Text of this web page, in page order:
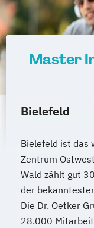
Master
Bielefeld
Bielefeld ist das
Zentrum
Wald zählt gut
der
Die Dr. Oetker
28.000